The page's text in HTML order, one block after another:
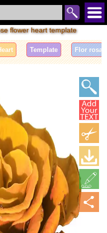
flower heart template
Template Flor rosa